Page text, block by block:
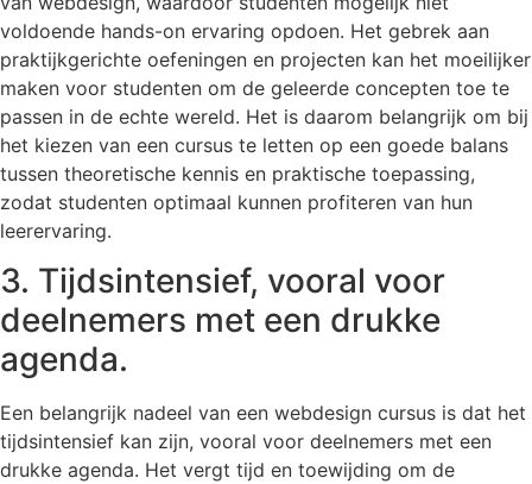
voldoende hands-on ervaring opdoen. Het gebrek aan
praktijkgerichte oefeningen en projecten kan het moeilijker
maken voor studenten om de geleerde concepten toe te
passen in de echte wereld. Het is daarom belangrijk om bij
het kiezen van een cursus te letten op een goede balans
tussen theoretische kennis en praktische toepassing,
zodat studenten optimaal kunnen profiteren van hun
leerervaring.
3. Tijdsintensief, vooral voor
deelnemers met een drukke
agenda.
Een belangrijk nadeel van een webdesign cursus is dat het
tijdsintensief kan zijn, vooral voor deelnemers met een
drukke agenda. Het vergt tijd en toewijding om de